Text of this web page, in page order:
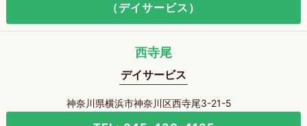
（デイサービス）
西寺尾
デイサービス
神奈川県横浜市神奈川区西寺尾3-21-5